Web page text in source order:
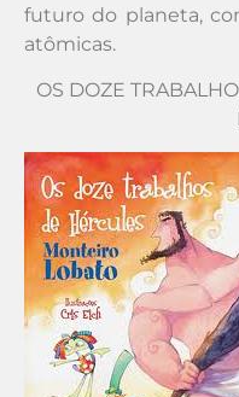
futuro do planeta,
atômicas.
OS DOZE